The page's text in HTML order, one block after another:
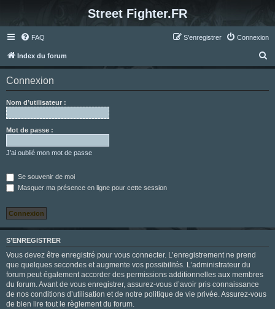
Street Fighter.FR
FAQ Connexion
S’enregistrer
Index du forum
e
Connexion
Nom d’utilisateur :
Mot de passe :
J’ai oublié mon mot de passe
Se souvenir de moi
Masquer ma présence en ligne pour cette session
S’ENREGISTRER
Vous devez être enregistré pour vous connecter. L’enregistrement ne prend
que quelques secondes et augmente vos possibilités. L’administrateur du
forum peut également accorder des permissions additionnelles aux membres
du forum. Avant de vous enregistrer, assurez-vous d’avoir pris connaissance
de nos conditions d’utilisation et de notre politique de vie privée. Assurez-vous
de bien lire tout le règlement du forum.